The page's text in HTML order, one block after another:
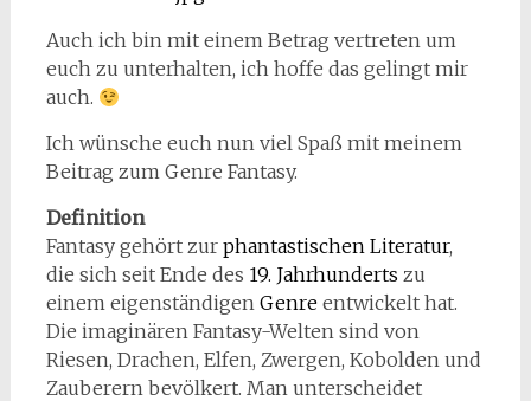
Auch ich bin mit einem Betrag vertreten um
euch zu unterhalten, ich hoffe das gelingt mir
auch.
Ich wünsche euch nun viel Spaß mit meinem
Beitrag zum Genre Fantasy.
Definition
Fantasy gehört zur phantastischen Literatur,
die sich seit Ende des 19. Jahrhunderts zu
einem eigenständigen Genreentwickelt hat.
Die imaginären Fantasy-Welten sind von
Riesen, Drachen, Elfen, Zwergen, Kobolden und
Zauberern bevölkert. Man unterscheidet